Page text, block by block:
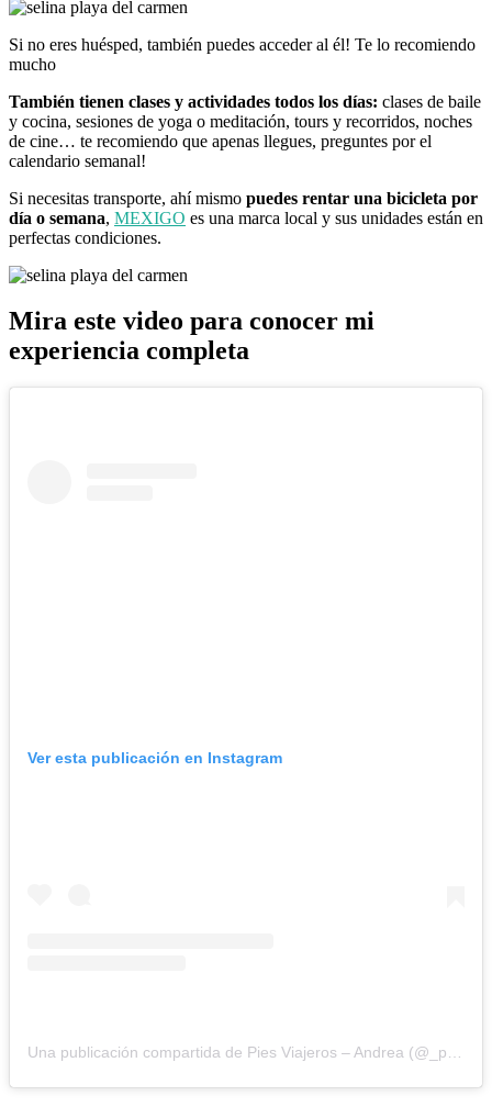
Si no eres huésped, también puedes acceder al él! Te lo recomiendo
mucho
También tienen clases y actividades todos los días: clases de baile
y cocina, sesiones de yoga o meditación, tours y recorridos, noches
de cine… te recomiendo que apenas llegues, preguntes por el
calendario semanal!
Si necesitas transporte, ahí mismo puedes rentar una bicicleta por
día o semana, MEXIGO es una marca local y sus unidades están en
perfectas condiciones.
Mira este video para conocer mi
experiencia completa
Ver esta publicación en Instagram